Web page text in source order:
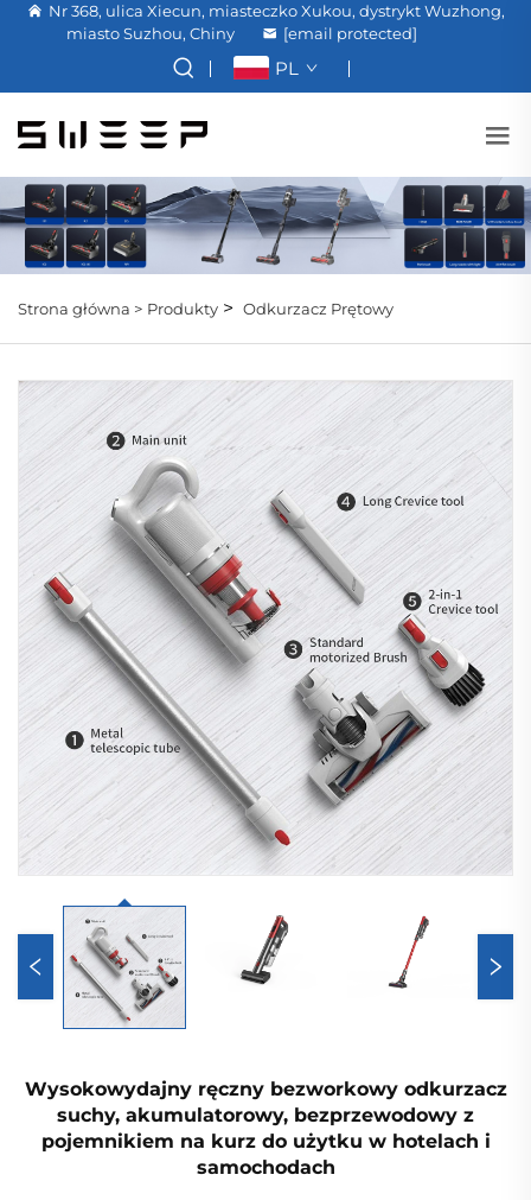
Nr 368, ulica Xiecun, miasteczko Xukou, dystrykt Wuzhong,
miasto Suzhou, Chiny
[email protected]
PL
Strona główna > Produkty > Odkurzacz Prętowy
Wysokowydajny ręczny bezworkowy odkurzacz
suchy, akumulatorowy, bezprzewodowy z
pojemnikiem na kurz do użytku w hotelach i
samochodach